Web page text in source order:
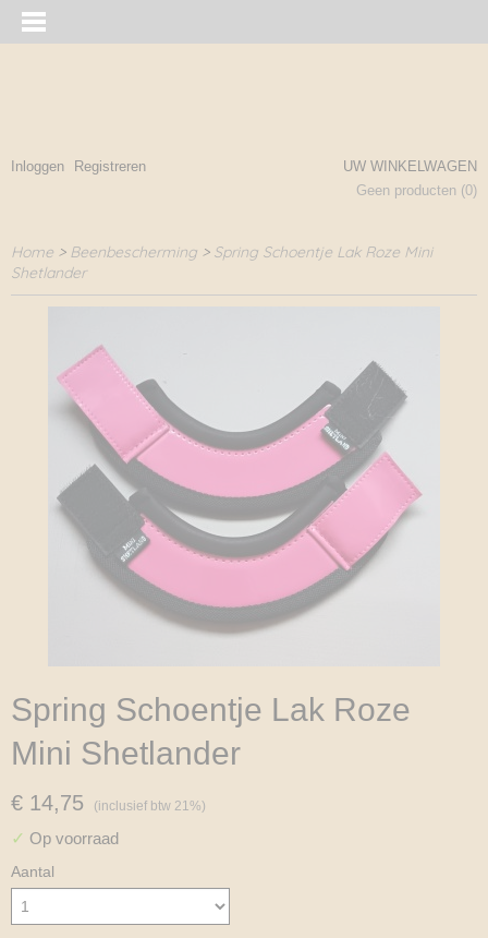
Inloggen Registreren
UW WINKELWAGEN
Geen producten (0)
Home > Beenbescherming > Spring Schoentje Lak Roze Mini
Shetlander
Spring Schoentje Lak Roze
Mini Shetlander
€ 14,75 (inclusief btw 21%)
✓ Op voorraad
Aantal